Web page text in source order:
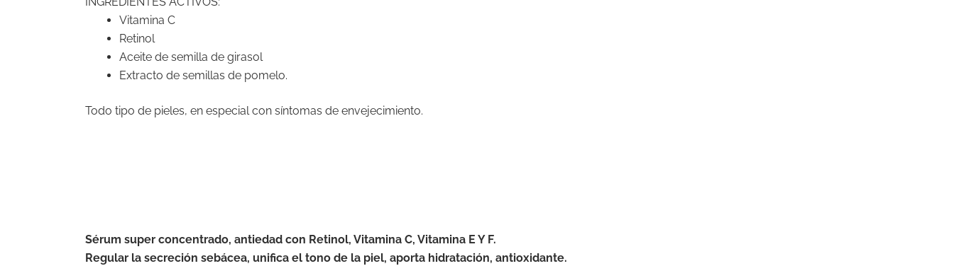
Vitamina C
Retinol
Aceite de semilla de girasol
Extracto de semillas de pomelo.
Todo tipo de pieles, en especial con síntomas de envejecimiento.
Sérum super concentrado, antiedad con Retinol, Vitamina C, Vitamina E Y F.
Regular la secreción sebácea, unifica el tono de la piel, aporta hidratación, antioxidante.